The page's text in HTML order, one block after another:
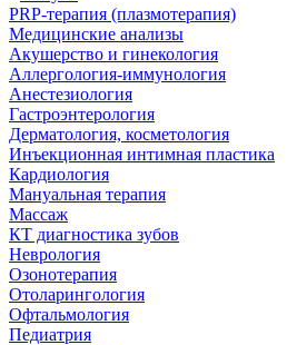
PRP-терапия (плазмотерапия)
Медицинские анализы
Акушерство и гинекология
Аллергология-иммунология
Анестезиология
Гастроэнтерология
Дерматология, косметология
Инъекционная интимная пластика
Кардиология
Мануальная терапия
Массаж
КТ диагностика зубов
Неврология
Озонотерапия
Отоларингология
Офтальмология
Педиатрия